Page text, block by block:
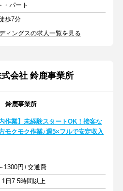
・パート
歩7分
ィングスの求人一覧を見る
会社 鈴鹿事業所
鈴鹿事業所
内作業】未経験スタートOK！接客な
モクモク作業♪週5×フルで安定収入
1300円+交通費
1日7.5時間以上